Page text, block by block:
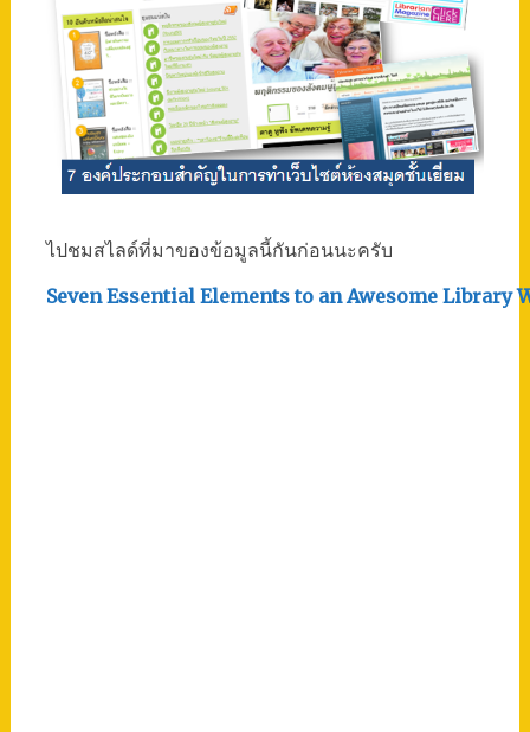
ไปชมสไลด์ที่มาของข้อมูลนี้กันก่อนนะครับ
Seven Essential Elements to an Awesome Library